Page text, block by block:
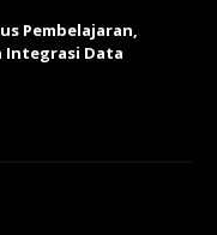
Pembelajaran,
Integrasi Data